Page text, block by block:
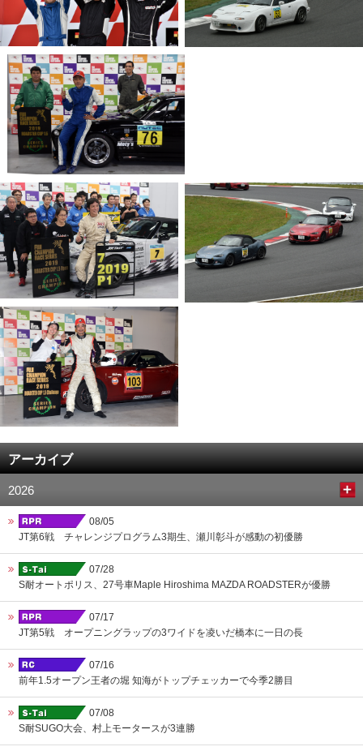
アーカイブ
2026
08/05
JT第6戦 チャレンジプログラム3期生、瀬川彰斗が感動の初優勝
07/28
S耐オートポリス、27号車Maple Hiroshima MAZDA ROADSTERが優勝
07/17
JT第5戦 オープニングラップの3ワイドを凌いだ橋本に一日の長
07/16
前年1.5オープン王者の堀 知海がトップチェッカーで今季2勝目
07/08
S耐SUGO大会、村上モータースが3連勝